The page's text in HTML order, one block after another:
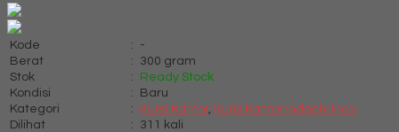
Kode :
-
Berat
:
300 gram
Stok
:
Ready Stock
Kondisi
:
Baru
Kategori
: Kursi Kantor, Kursi Kantor Indachi Inco
Dilihat
:
311 kali